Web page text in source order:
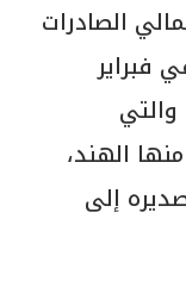
الصادرات
فبراير
طن، والتي
الهند،
إلى